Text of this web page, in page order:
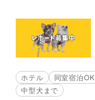
ホテル 同室宿泊OK
中型犬まで